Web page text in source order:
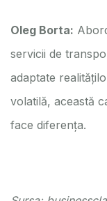
Oleg Borta:
servicii de
adaptate
volatilă, această
face diferența.